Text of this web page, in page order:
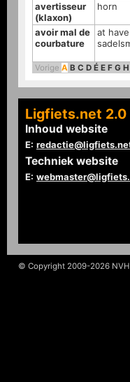
avertisseur
(klaxon)
horn
avoir mal de
courbature
at have
Vorige A B C D É E F G H
Ligfiets.net 2.0
Inhoud website
E:
Techniek website
E:
© Copyright 2009-2026